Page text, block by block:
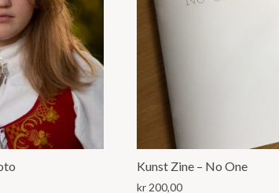
Kunst Zine – No One
kr200,00